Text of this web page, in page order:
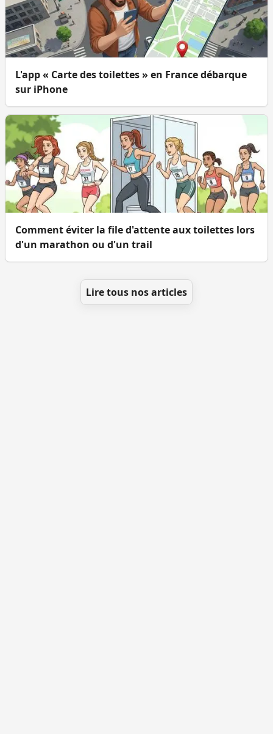
L'app « Carte des toilettes » en France débarque
sur iPhone
Comment éviter la file d'attente aux toilettes lors
d'un marathon ou d'un trail
Lire tous nos articles